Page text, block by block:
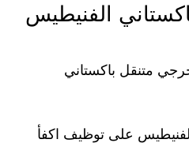
الفنيطيس
متنقل باكستاني
على توظيف اكفأ